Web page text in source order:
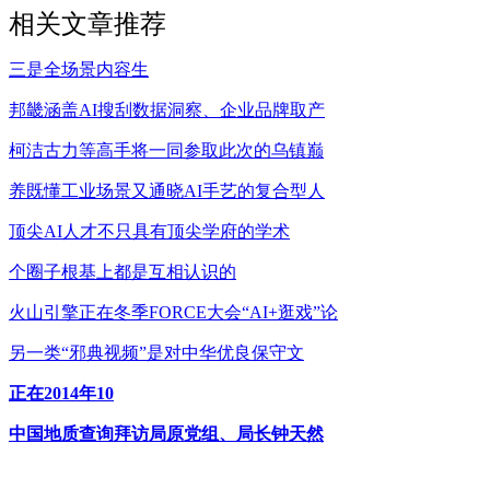
相关文章推荐
三是全场景内容生
邦畿涵盖AI搜刮数据洞察、企业品牌取产
柯洁古力等高手将一同参取此次的乌镇巅
养既懂工业场景又通晓AI手艺的复合型人
顶尖AI人才不只具有顶尖学府的学术
个圈子根基上都是互相认识的
火山引擎正在冬季FORCE大会“AI+逛戏”论
另一类“邪典视频”是对中华优良保守文
正在2014年10
中国地质查询拜访局原党组、局长钟天然